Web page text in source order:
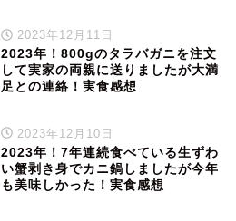
2023年12月11日
2023年！800gのタラバガニを注文
して実家の両親に送りましたが大満
足との連絡！実食感想
2023年12月10日
2023年！7年連続食べている生ずわ
い蟹剥き身でカニ鍋しましたが今年
も美味しかった！実食感想